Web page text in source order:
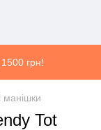
грн!
манішки
Tot